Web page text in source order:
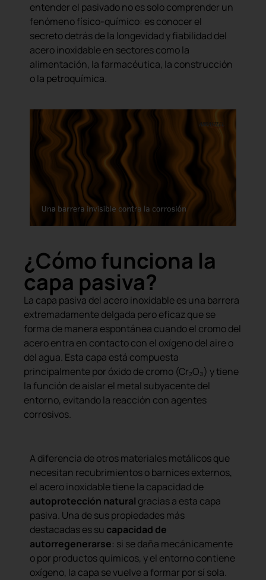
entender el pasivado no es solo comprender un
fenómeno físico-químico: es conocer el
secreto detrás de la longevidad y fiabilidad del
acero inoxidable en sectores como la
alimentación, la farmacéutica, la construcción
o la petroquímica.
¿Cómo funciona la
capa pasiva?
La capa pasiva del acero inoxidable es una barrera
extremadamente delgada pero eficaz que se
forma de manera espontánea cuando el cromo del
acero entra en contacto con el oxígeno del aire o
del agua. Esta capa está compuesta
principalmente por óxido de cromo (Cr₂O₃) y tiene
la función de aislar el metal subyacente del
entorno, evitando la reacción con agentes
corrosivos.
A diferencia de otros materiales metálicos que
necesitan recubrimientos o barnices externos,
el acero inoxidable tiene la capacidad de
autoprotección natural gracias a esta capa
pasiva. Una de sus propiedades más
destacadas es su capacidad de
autorregenerarse: si se daña mecánicamente
o por productos químicos, y el entorno contiene
oxígeno, la capa se vuelve a formar por sí sola.